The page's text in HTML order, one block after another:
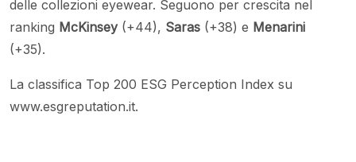
delle collezioni eyewear. Seguono per crescita nel
ranking McKinsey (+44), Saras (+38) e Menarini
(+35).
La classifica Top 200 ESG Perception Index su
www.esgreputation.it.